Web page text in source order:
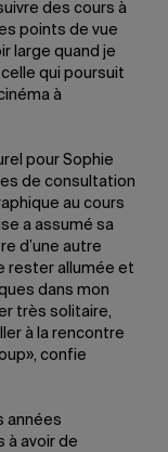
des cours à
points de vue
large quand je
qui poursuit
à
pour Sophie
de consultation
au cours
a assumé sa
d’une autre
rester allumée et
dans mon
très solitaire,
à la rencontre
confie
années
à avoir de